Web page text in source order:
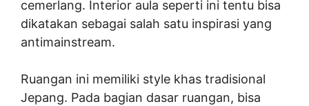
cemerlang. Interior aula seperti ini tentu bisa
dikatakan sebagai salah satu inspirasi yang
antimainstream.
Ruangan ini memiliki style khas tradisional
Jepang. Pada bagian dasar ruangan, bisa